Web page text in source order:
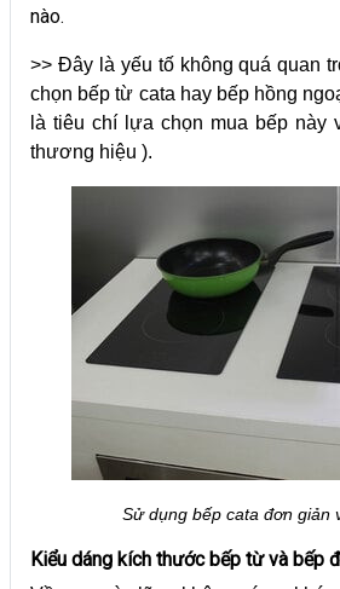
nào.
>> Đây là yếu tố không quá quan
chọn bếp từ cata hay bếp hồng
là tiêu chí lựa chọn mua bếp này
thương hiệu ).
Sử dụng bếp cata đơn giản
Kiểu dáng kích thước bếp từ và bếp